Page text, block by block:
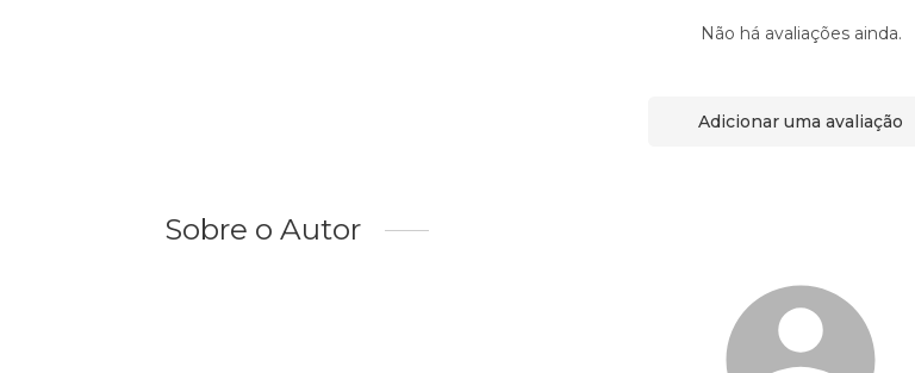
Não há avaliações ainda.
Adicionar uma avaliação
Sobre o Autor